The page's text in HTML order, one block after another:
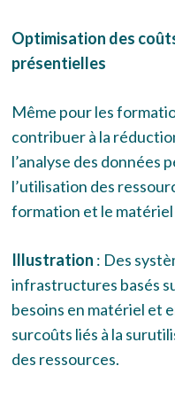
Optimisation des
présentielles
Même pour les
contribuer à la
l’analyse des données
l’utilisation des
formation et le
Illustration : Des
infrastructures basés
besoins en matériel et
surcoûts liés à la
des ressources.